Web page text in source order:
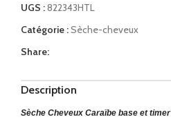
UGS :822343HTL
Catégorie :Sèche-cheveux
Share:
Description
Sèche Cheveux Caraïbe base et timer